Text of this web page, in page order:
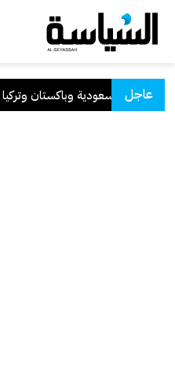
عاجلالسعودية وباكستان وتركيا